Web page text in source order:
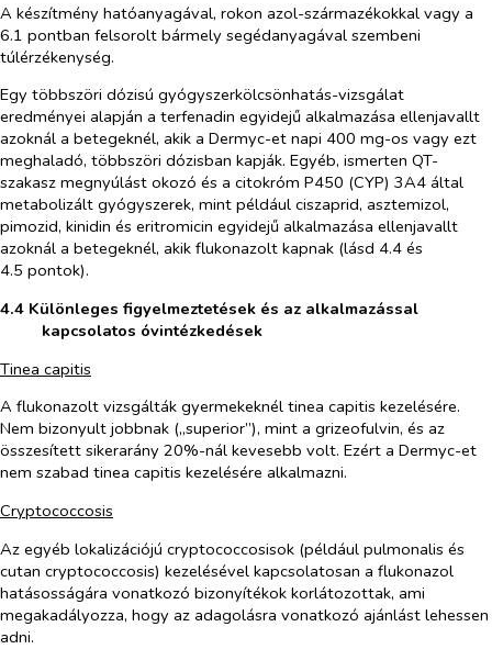
A készítmény hatóanyagával, rokon azol-származékokkal vagy a
6.1 pontban felsorolt bármely segédanyagával szembeni
túlérzékenység.
Egy többszöri dózisú gyógyszerkölcsönhatás-vizsgálat
eredményei alapján a terfenadin egyidejű alkalmazása ellenjavallt
azoknál a betegeknél, akik a Dermyc-et napi 400 mg-os vagy ezt
meghaladó, többszöri dózisban kapják. Egyéb, ismerten QT-
szakasz megnyúlást okozó és a citokróm P450 (CYP) 3A4 által
metabolizált gyógyszerek, mint például ciszaprid, asztemizol,
pimozid, kinidin és eritromicin egyidejű alkalmazása ellenjavallt
azoknál a betegeknél, akik flukonazolt kapnak (lásd 4.4 és
4.5 pontok).
4.4 Különleges figyelmeztetések és az alkalmazással
kapcsolatos óvintézkedések
Tinea capitis
A flukonazolt vizsgálták gyermekeknél tinea capitis kezelésére.
Nem bizonyult jobbnak („superior”), mint a grizeofulvin, és az
összesített sikerarány 20%-nál kevesebb volt. Ezért a Dermyc-et
nem szabad tinea capitis kezelésére alkalmazni.
Cryptococcosis
Az egyéb lokalizációjú cryptococcosisok (például pulmonalis és
cutan cryptococcosis) kezelésével kapcsolatosan a flukonazol
hatásosságára vonatkozó bizonyítékok korlátozottak, ami
megakadályozza, hogy az adagolásra vonatkozó ajánlást lehessen
adni.